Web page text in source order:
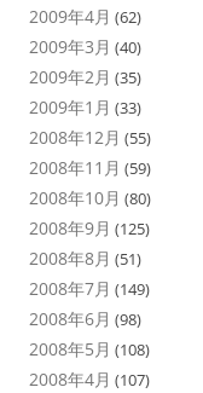
2009年4月 (62)
2009年3月 (40)
2009年2月 (35)
2009年1月 (33)
2008年12月 (55)
2008年11月 (59)
2008年10月 (80)
2008年9月 (125)
2008年8月 (51)
2008年7月 (149)
2008年6月 (98)
2008年5月 (108)
2008年4月 (107)